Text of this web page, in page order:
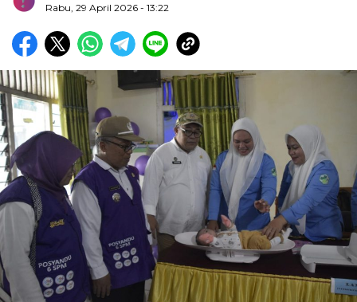
Rabu, 29 April 2026 - 13:22
Biru Kuning Geometris Modern Rekrutmen Staf
Kantor Poster Horizontal